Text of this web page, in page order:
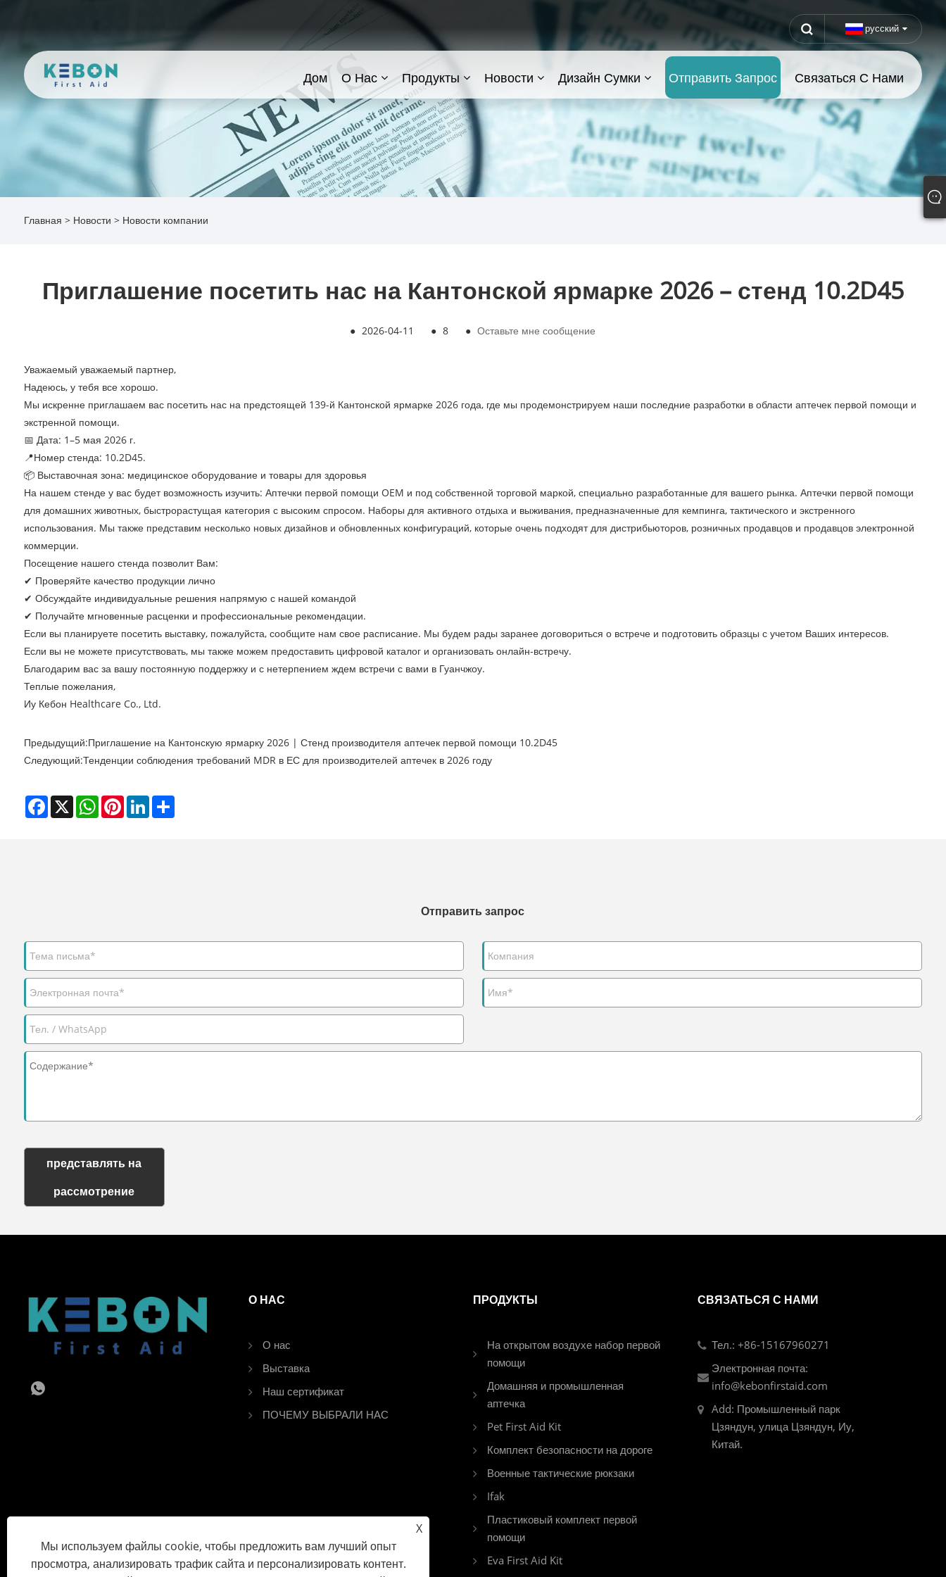
русский
Дом О Нас Продукты Новости Дизайн Сумки Отправить Запрос Связаться С Нами
Главная > Новости > Новости компании
Приглашение посетить нас на Кантонской ярмарке 2026 – стенд 10.2D45
● 2026-04-11 ● 8 ● Оставьте мне сообщение
Уважаемый уважаемый партнер,
Надеюсь, у тебя все хорошо.
Мы искренне приглашаем вас посетить нас на предстоящей 139-й Кантонской ярмарке 2026 года, где мы продемонстрируем наши последние разработки в области аптечек первой помощи и
экстренной помощи.
📅 Дата: 1–5 мая 2026 г.
📍Номер стенда: 10.2D45.
📦 Выставочная зона: медицинское оборудование и товары для здоровья
На нашем стенде у вас будет возможность изучить: Аптечки первой помощи OEM и под собственной торговой маркой, специально разработанные для вашего рынка. Аптечки первой помощи
для домашних животных, быстрорастущая категория с высоким спросом. Наборы для активного отдыха и выживания, предназначенные для кемпинга, тактического и экстренного
использования. Мы также представим несколько новых дизайнов и обновленных конфигураций, которые очень подходят для дистрибьюторов, розничных продавцов и продавцов электронной
коммерции.
Посещение нашего стенда позволит Вам:
✔ Проверяйте качество продукции лично
✔ Обсуждайте индивидуальные решения напрямую с нашей командой
✔ Получайте мгновенные расценки и профессиональные рекомендации.
Если вы планируете посетить выставку, пожалуйста, сообщите нам свое расписание. Мы будем рады заранее договориться о встрече и подготовить образцы с учетом Ваших интересов.
Если вы не можете присутствовать, мы также можем предоставить цифровой каталог и организовать онлайн-встречу.
Благодарим вас за вашу постоянную поддержку и с нетерпением ждем встречи с вами в Гуанчжоу.
Теплые пожелания,
Иу Кебон Healthcare Co., Ltd.
Предыдущий:Приглашение на Кантонскую ярмарку 2026 | Стенд производителя аптечек первой помощи 10.2D45
Следующий:Тенденции соблюдения требований MDR в ЕС для производителей аптечек в 2026 году
Facebook
X WhatsAppPinterestLinkedInShare
Отправить запрос
представлять на
рассмотрение
О НАС
О нас
Выставка
Наш сертификат
ПОЧЕМУ ВЫБРАЛИ НАС
ПРОДУКТЫ
На открытом воздухе набор первой
помощи
Домашняя и промышленная
аптечка
Pet First Aid Kit
Комплект безопасности на дороге
Военные тактические рюкзаки
Ifak
Пластиковый комплект первой
помощи
Eva First Aid Kit
СВЯЗАТЬСЯ С НАМИ
Тел.: +86-15167960271
Электронная почта:
info@kebonfirstaid.com
Add: Промышленный парк
Цзяндун, улица Цзяндун, Иу,
Китай.
X
Мы используем файлы cookie, чтобы предложить вам лучший опыт
просмотра, анализировать трафик сайта и персонализировать контент.